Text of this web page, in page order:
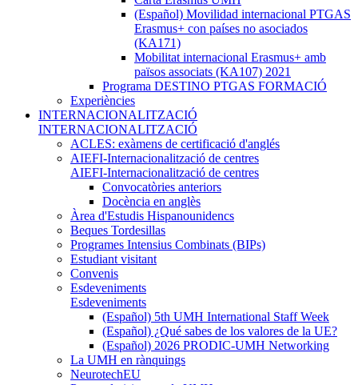
(Español) Movilidad internacional PTGAS
Erasmus+ con países no asociados
(KA171)
Mobilitat internacional Erasmus+ amb
països associats (KA107) 2021
Programa DESTINO PTGAS FORMACIÓ
Experiències
INTERNACIONALITZACIÓ
INTERNACIONALITZACIÓ
ACLES: exàmens de certificació d'anglés
AIEFI-Internacionalització de centres
AIEFI-Internacionalització de centres
Convocatòries anteriors
Docència en anglès
Àrea d'Estudis Hispanounidencs
Beques Tordesillas
Programes Intensius Combinats (BIPs)
Estudiant visitant
Convenis
Esdeveniments
Esdeveniments
(Español) 5th UMH International Staff Week
(Español) ¿Qué sabes de los valores de la UE?
(Español) 2026 PRODIC-UMH Networking
La UMH en rànquings
NeurotechEU